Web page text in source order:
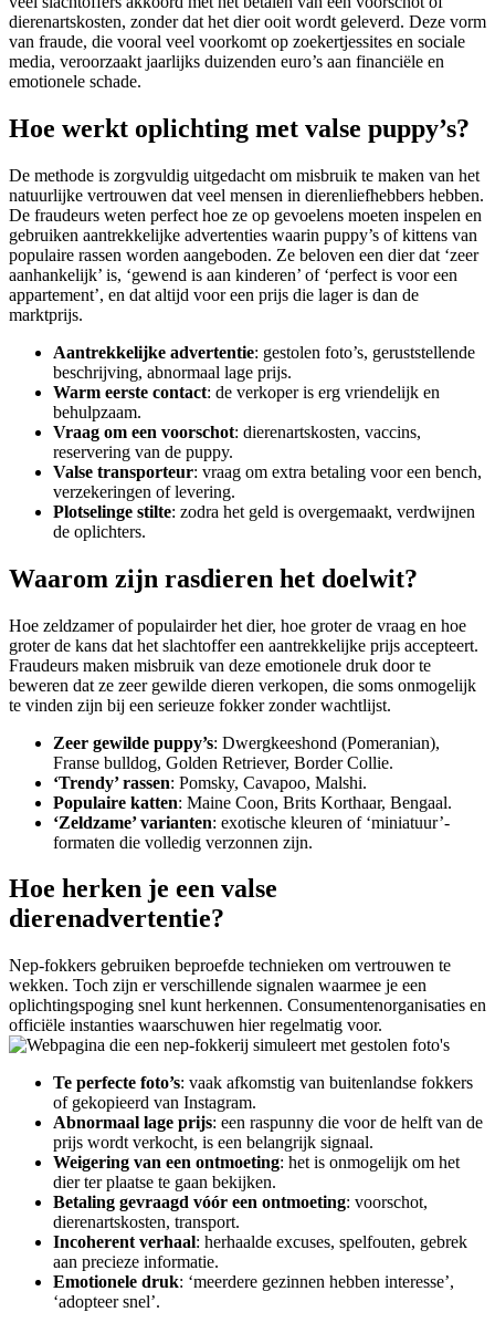
dierenartskosten, zonder dat het dier ooit wordt geleverd. Deze vorm
van fraude, die vooral veel voorkomt op zoekertjessites en sociale
media, veroorzaakt jaarlijks duizenden euro’s aan financiële en
emotionele schade.
Hoe werkt oplichting met valse puppy’s?
De methode is zorgvuldig uitgedacht om misbruik te maken van het
natuurlijke vertrouwen dat veel mensen in dierenliefhebbers hebben.
De fraudeurs weten perfect hoe ze op gevoelens moeten inspelen en
gebruiken aantrekkelijke advertenties waarin puppy’s of kittens van
populaire rassen worden aangeboden. Ze beloven een dier dat ‘zeer
aanhankelijk’ is, ‘gewend is aan kinderen’ of ‘perfect is voor een
appartement’, en dat altijd voor een prijs die lager is dan de
marktprijs.
Aantrekkelijke advertentie: gestolen foto’s, geruststellende
beschrijving, abnormaal lage prijs.
Warm eerste contact: de verkoper is erg vriendelijk en
behulpzaam.
Vraag om een voorschot: dierenartskosten, vaccins,
reservering van de puppy.
Valse transporteur: vraag om extra betaling voor een bench,
verzekeringen of levering.
Plotselinge stilte: zodra het geld is overgemaakt, verdwijnen
de oplichters.
Waarom zijn rasdieren het doelwit?
Hoe zeldzamer of populairder het dier, hoe groter de vraag en hoe
groter de kans dat het slachtoffer een aantrekkelijke prijs accepteert.
Fraudeurs maken misbruik van deze emotionele druk door te
beweren dat ze zeer gewilde dieren verkopen, die soms onmogelijk
te vinden zijn bij een serieuze fokker zonder wachtlijst.
Zeer gewilde puppy’s: Dwergkeeshond (Pomeranian),
Franse bulldog, Golden Retriever, Border Collie.
‘Trendy’ rassen: Pomsky, Cavapoo, Malshi.
Populaire katten: Maine Coon, Brits Korthaar, Bengaal.
‘Zeldzame’ varianten: exotische kleuren of ‘miniatuur’-
formaten die volledig verzonnen zijn.
Hoe herken je een valse
dierenadvertentie?
Nep-fokkers gebruiken beproefde technieken om vertrouwen te
wekken. Toch zijn er verschillende signalen waarmee je een
oplichtingspoging snel kunt herkennen. Consumentenorganisaties en
officiële instanties waarschuwen hier regelmatig voor.
Te perfecte foto’s: vaak afkomstig van buitenlandse fokkers
of gekopieerd van Instagram.
Abnormaal lage prijs: een raspunny die voor de helft van de
prijs wordt verkocht, is een belangrijk signaal.
Weigering van een ontmoeting: het is onmogelijk om het
dier ter plaatse te gaan bekijken.
Betaling gevraagd vóór een ontmoeting: voorschot,
dierenartskosten, transport.
Incoherent verhaal: herhaalde excuses, spelfouten, gebrek
aan precieze informatie.
Emotionele druk: ‘meerdere gezinnen hebben interesse’,
‘adopteer snel’.